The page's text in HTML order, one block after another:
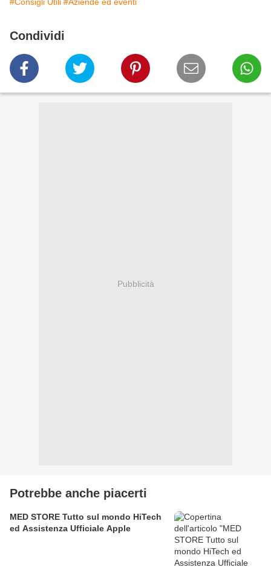
Condividi
Pubblicità
Potrebbe anche piacerti
MED STORE Tutto sul mondo HiTech
ed Assistenza Ufficiale Apple